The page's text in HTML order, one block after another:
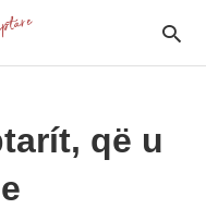
që u